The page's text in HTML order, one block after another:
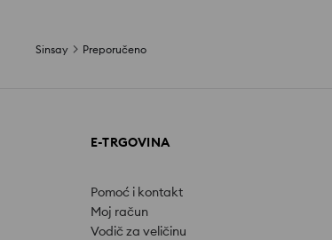
Sinsay Preporučeno
E-TRGOVINA
Pomoć i kontakt
Moj račun
Vodič za veličinu